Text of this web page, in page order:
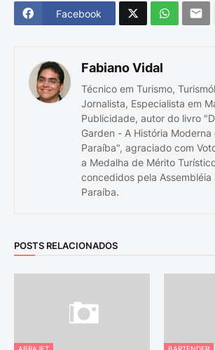
Facebook
Fabiano Vidal
Técnico em Turismo,
Jornalista, Especialista em
Publicidade, autor do livro
Garden - A História Moderna
Paraíba", agraciado com
a Medalha de Mérito
concedidos pela Assembléia
Paraíba.
POSTS RELACIONADOS